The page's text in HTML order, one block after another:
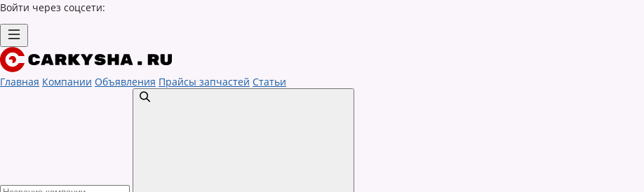
Войти через соцсети:
Главная Компании Объявления Прайсы запчастей Статьи